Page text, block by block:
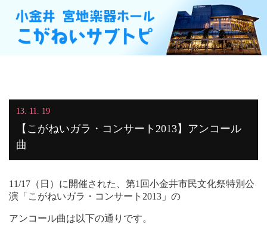
13. 11. 19
【こがねいガラ・コンサート2013】アンコール
曲
11/17（日）に開催された、第1回小金井市民文化祭特別公
演「こがねいガラ・コンサート2013」の
アンコール曲は以下の通りです。